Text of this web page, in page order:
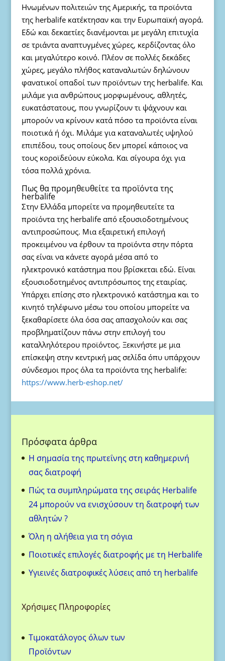
Ηνωμένων πολιτειών της Αμερικής, τα προϊόντα
της herbalife κατέκτησαν και την Ευρωπαϊκή αγορά.
Εδώ και δεκαετίες διανέμονται με μεγάλη επιτυχία
σε τριάντα αναπτυγμένες χώρες, κερδίζοντας όλο
και μεγαλύτερο κοινό. Πλέον σε πολλές δεκάδες
χώρες, μεγάλο πλήθος καταναλωτών δηλώνουν
φανατικοί οπαδοί των προϊόντων της herbalife. Και
μιλάμε για ανθρώπους μορφωμένους, αθλητές,
ευκατάστατους, που γνωρίζουν τι ψάχνουν και
μπορούν να κρίνουν κατά πόσο τα προϊόντα είναι
ποιοτικά ή όχι. Μιλάμε για καταναλωτές υψηλού
επιπέδου, τους οποίους δεν μπορεί κάποιος να
τους κοροϊδεύουν εύκολα. Και σίγουρα όχι για
τόσα πολλά χρόνια.
Πως θα προμηθευθείτε τα προϊόντα της
herbalife
Στην Ελλάδα μπορείτε να προμηθευτείτε τα
προϊόντα της herbalife από εξουσιοδοτημένους
αντιπροσώπους. Μια εξαιρετική επιλογή
προκειμένου να έρθουν τα προϊόντα στην πόρτα
σας είναι να κάνετε αγορά μέσα από το
ηλεκτρονικό κατάστημα που βρίσκεται εδώ. Είναι
εξουσιοδοτημένος αντιπρόσωπος της εταιρίας.
Υπάρχει επίσης στο ηλεκτρονικό κατάστημα και το
κινητό τηλέφωνο μέσω του οποίου μπορείτε να
ξεκαθαρίσετε όλα όσα σας απασχολούν και σας
προβληματίζουν πάνω στην επιλογή του
καταλληλότερου προϊόντος. Ξεκινήστε με μια
επίσκεψη στην κεντρική μας σελίδα όπυ υπάρχουν
σύνδεσμοι προς όλα τα προϊόντα της herbalife:
https://www.herb-eshop.net/
Πρόσφατα άρθρα
H σημασία της πρωτεΐνης στη καθημερινή
σας διατροφή
Πώς τα συμπληρώματα της σειράς Herbalife
24 μπορούν να ενισχύσουν τη διατροφή των
αθλητών ?
Όλη η αλήθεια για τη σόγια
Ποιοτικές επιλογές διατροφής με τη Herbalife
Υγιεινές διατροφικές λύσεις από τη herbalife
Χρήσιμες Πληροφορίες
Τιμοκατάλογος όλων των
Προϊόντων